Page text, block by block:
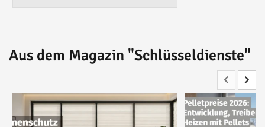
Aus dem Magazin "Schlüsseldienste"